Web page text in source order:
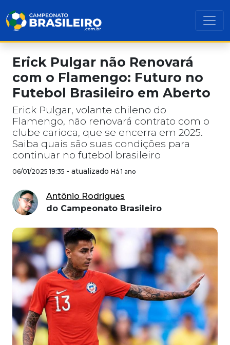
Erick Pulgar não Renovará
com o Flamengo: Futuro no
Futebol Brasileiro em Aberto
Erick Pulgar, volante chileno do
Flamengo, não renovará contrato com o
clube carioca, que se encerra em 2025.
Saiba quais são suas condições para
continuar no futebol brasileiro
06/01/2025 19:35 - atualizado Há 1 ano
Antônio Rodrigues
do Campeonato Brasileiro